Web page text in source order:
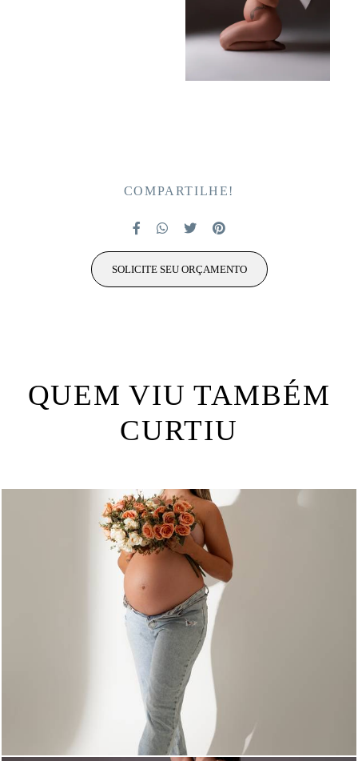
COMPARTILHE!
SOLICITE SEU ORÇAMENTO
QUEM VIU TAMBÉM
CURTIU